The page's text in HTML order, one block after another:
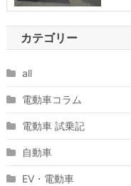
カテゴリー
all
電動車コラム
電動車 試乗記
自動車
EV・電動車